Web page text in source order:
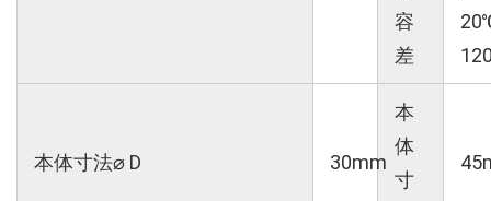
容
差
本体寸法⌀ D 30mm
本
体
寸